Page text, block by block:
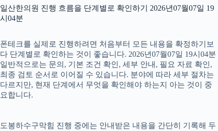
일산한의원 진행 흐름을 단계별로 확인하기 2026년07월07일 19
시04분
폰테크를 실제로 진행하려면 처음부터 모든 내용을 확정하기보
다 단계별로 확인하는 것이 좋습니다. 2026년07월07일 19시04분
일반적으로는 문의, 기본 조건 확인, 세부 안내, 필요 자료 확인,
최종 검토 순서로 이어질 수 있습니다. 분야에 따라 세부 절차는
다르지만, 현재 단계에서 무엇을 확인해야 하는지 아는 것이 중
요합니다.
도봉하수구막힘 진행 중에는 안내받은 내용을 간단히 기록해 두